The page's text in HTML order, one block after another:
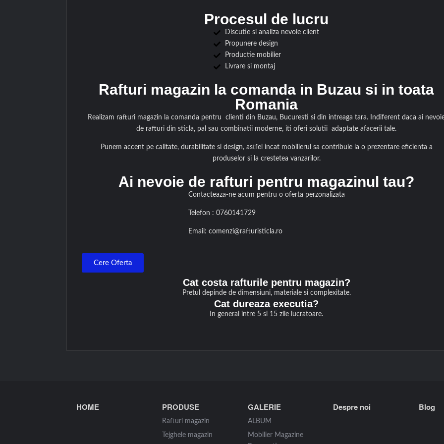
Procesul de lucru
Discutie si analiza nevoie client
Propunere design
Productie mobilier
Livrare si montaj
Rafturi magazin la comanda in Buzau si in toata
Romania
Realizam rafturi magazin la comanda pentru clienti din Buzau, Bucuresti si din intreaga tara. Indiferent daca ai
de rafturi din sticla, pal sau combinatii moderne, iti oferi solutii adaptate afacerii tale.
Punem accent pe calitate, durabilitate si design, astfel incat mobilierul sa contribuie la o prezentare eficienta a
produselor si la crestetea vanzarilor.
Ai nevoie de rafturi pentru magazinul tau?
Contacteaza-ne acum pentru o oferta perzonalizata
Telefon : 0760141729
Email: comenzi@rafturisticla.ro
Cere Oferta
Cat costa rafturile pentru magazin?
Pretul depinde de dimensiuni, materiale si complexitate.
Cat dureaza executia?
In general intre 5 si 15 zile lucratoare.
HOME PRODUSE
Rafturi magazin
Tejghele magazin
GALERIE
ALBUM
Mobilier Magazine
Despre noi Blog